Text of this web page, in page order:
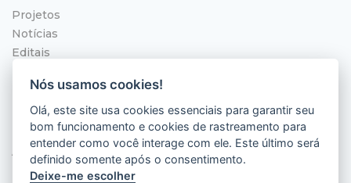
Projetos
Notícias
Editais
Localização
Hospital Universitário Onofre Lopes - HUOL
Av. Nilo Peçanha, 620 - Petrópolis
Natal - RN, 59012-300
Nós usamos cookies!
Olá, este site usa cookies essenciais para garantir seu
bom funcionamento e cookies de rastreamento para
entender como você interage com ele. Este último será
definido somente após o consentimento.
Deixe-me escolher